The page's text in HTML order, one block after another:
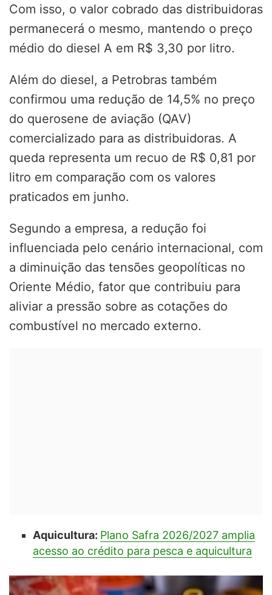
Com isso, o valor cobrado das distribuidoras
permanecerá o mesmo, mantendo o preço
médio do diesel A em R$ 3,30 por litro.
Além do diesel, a Petrobras também
confirmou uma redução de 14,5% no preço
do querosene de aviação (QAV)
comercializado para as distribuidoras. A
queda representa um recuo de R$ 0,81 por
litro em comparação com os valores
praticados em junho.
Segundo a empresa, a redução foi
influenciada pelo cenário internacional, com
a diminuição das tensões geopolíticas no
Oriente Médio, fator que contribuiu para
aliviar a pressão sobre as cotações do
combustível no mercado externo.
Aquicultura: Plano Safra 2026/2027 amplia
acesso ao crédito para pesca e aquicultura